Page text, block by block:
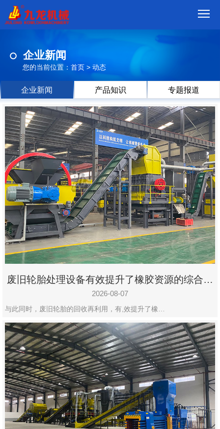
品
视
频
现
场
方
案
动
态
联
系
郑
州
市
九
设
有
限
公
司
豫
ICP
备
19020390
企业新闻
您的当前位置： 首页 > 动态
企业新闻 产品知识 专题报道
废旧轮胎处理设备有效提升了橡胶资源的综合利
用率
2026-08-07
与此同时，废旧轮胎的回收再利用，有,效提升了橡…